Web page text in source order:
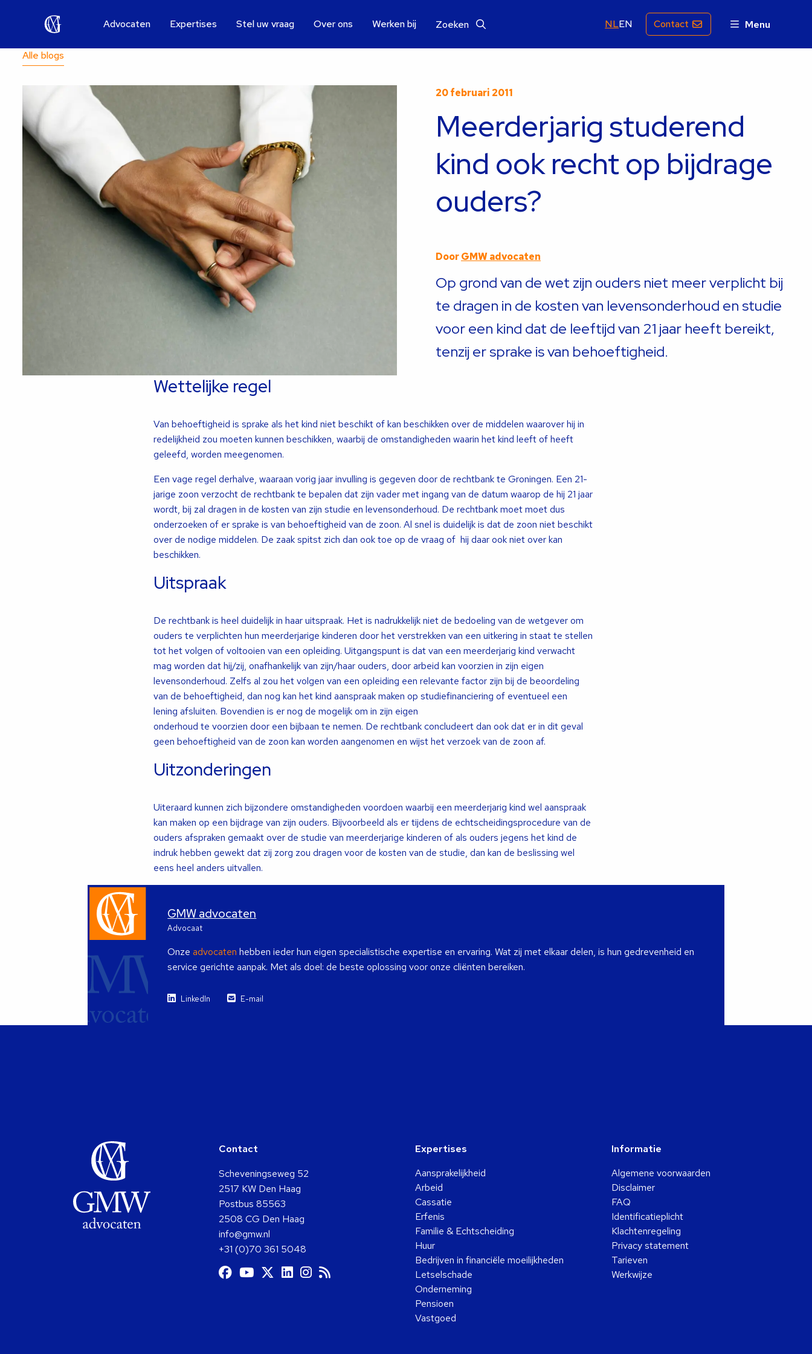
Advocaten Expertises Stel uw vraag Over ons Werken bij Zoeken NLEN Contact Menu
Alle blogs
20 februari 2011
Meerderjarig studerend
kind ook recht op bijdrage
ouders?
DoorGMW advocaten
Op grond van de wet zijn ouders niet meer verplicht bij
te dragen in de kosten van levensonderhoud en studie
voor een kind dat de leeftijd van 21 jaar heeft bereikt,
tenzij er sprake is van behoeftigheid.
Wettelijke regel
Van behoeftigheid is sprake als het kind niet beschikt of kan beschikken over de middelen waarover hij in
redelijkheid zou moeten kunnen beschikken, waarbij de omstandigheden waarin het kind leeft of heeft
geleefd, worden meegenomen.
Een vage regel derhalve, waaraan vorig jaar invulling is gegeven door de rechtbank te Groningen. Een 21-
jarige zoon verzocht de rechtbank te bepalen dat zijn vader met ingang van de datum waarop de hij 21 jaar
wordt, bij zal dragen in de kosten van zijn studie en levensonderhoud. De rechtbank moet moet dus
onderzoeken of er sprake is van behoeftigheid van de zoon. Al snel is duidelijk is dat de zoon niet beschikt
over de nodige middelen. De zaak spitst zich dan ook toe op de vraag of hij daar ook niet over kan
beschikken.
Uitspraak
De rechtbank is heel duidelijk in haar uitspraak. Het is nadrukkelijk niet de bedoeling van de wetgever om
ouders te verplichten hun meerderjarige kinderen door het verstrekken van een uitkering in staat te stellen
tot het volgen of voltooien van een opleiding. Uitgangspunt is dat van een meerderjarig kind verwacht
mag worden dat hij/zij, onafhankelijk van zijn/haar ouders, door arbeid kan voorzien in zijn eigen
levensonderhoud. Zelfs al zou het volgen van een opleiding een relevante factor zijn bij de beoordeling
van de behoeftigheid, dan nog kan het kind aanspraak maken op studiefinanciering of eventueel een
lening afsluiten. Bovendien is er nog de mogelijk om in zijn eigen
onderhoud te voorzien door een bijbaan te nemen. De rechtbank concludeert dan ook dat er in dit geval
geen behoeftigheid van de zoon kan worden aangenomen en wijst het verzoek van de zoon af.
Uitzonderingen
Uiteraard kunnen zich bijzondere omstandigheden voordoen waarbij een meerderjarig kind wel aanspraak
kan maken op een bijdrage van zijn ouders. Bijvoorbeeld als er tijdens de echtscheidingsprocedure van de
ouders afspraken gemaakt over de studie van meerderjarige kinderen of als ouders jegens het kind de
indruk hebben gewekt dat zij zorg zou dragen voor de kosten van de studie, dan kan de beslissing wel
eens heel anders uitvallen.
GMW advocaten
Advocaat
Onzeadvocaten hebben ieder hun eigen specialistische expertise en ervaring. Wat zij met elkaar delen, is hun gedrevenheid en
service gerichte aanpak. Met als doel: de beste oplossing voor onze cliënten bereiken.
LinkedIn E-mail
Contact
Scheveningseweg 52
2517 KW Den Haag
Postbus 85563
2508 CG Den Haag
info@gmw.nl
+31 (0)70 361 5048
Ga
Ga
Ga
Ga Ga
Expertises
Aansprakelijkheid
Arbeid
Cassatie
Erfenis
Familie & Echtscheiding
Huur
Bedrijven in financiële moeilijkheden
Letselschade
Onderneming
Pensioen
Vastgoed
Informatie
Algemene voorwaarden
Disclaimer
FAQ
Identificatieplicht
Klachtenregeling
Privacy statement
Tarieven
Werkwijze